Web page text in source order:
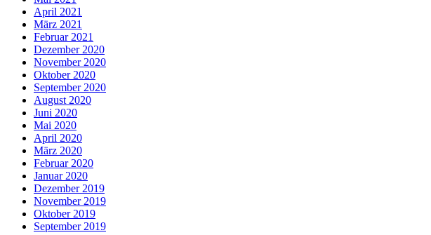
April 2021
März 2021
Februar 2021
Dezember 2020
November 2020
Oktober 2020
September 2020
August 2020
Juni 2020
Mai 2020
April 2020
März 2020
Februar 2020
Januar 2020
Dezember 2019
November 2019
Oktober 2019
September 2019